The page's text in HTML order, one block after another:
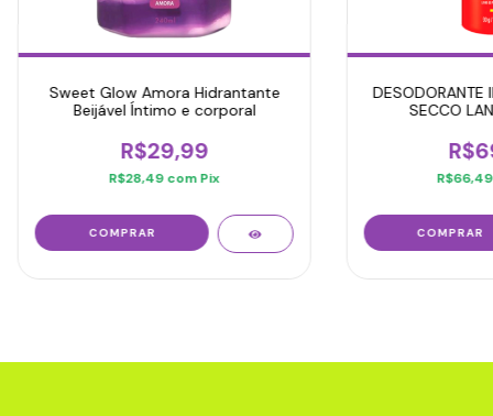
Sweet Glow Amora Hidrantante
Beijável Íntimo e corporal
R$29,99
R$28,49comPix
DESODORANTE
SECCO